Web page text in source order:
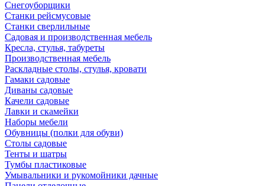
Снегоуборщики
Станки рейсмусовые
Станки сверлильные
Садовая и производственная мебель
Кресла, стулья, табуреты
Производственная мебель
Раскладные столы, стулья, кровати
Гамаки садовые
Диваны садовые
Качели садовые
Лавки и скамейки
Наборы мебели
Обувницы (полки для обуви)
Столы садовые
Тенты и шатры
Тумбы пластиковые
Умывальники и рукомойники дачные